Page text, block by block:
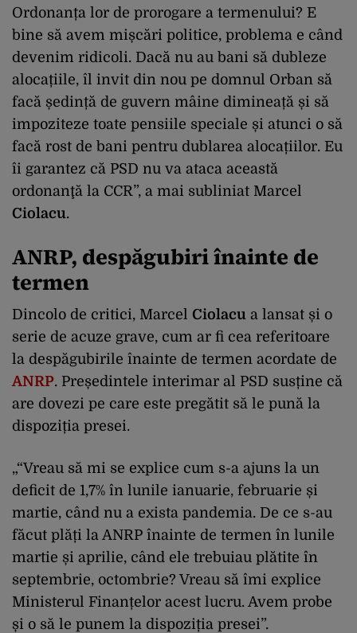
Ordonanța lor de prorogare a termenului? E
bine să avem mișcări politice, problema e când
devenim ridicoli. Dacă nu au bani să dubleze
alocațiile, îl invit din nou pe domnul Orban să
facă ședință de guvern mâine dimineață și să
impoziteze toate pensiile speciale și atunci o să
facă rost de bani pentru dublarea alocațiilor. Eu
îi garantez că PSD nu va ataca această
ordonanţă la CCR”, a mai subliniat Marcel
Ciolacu.
ANRP, despăgubiri înainte de
termen
Dincolo de critici, Marcel Ciolacu a lansat și o
serie de acuze grave, cum ar fi cea referitoare
la despăgubirile înainte de termen acordate de
ANRP. Președintele interimar al PSD susține că
are dovezi pe care este pregătit să le pună la
dispoziția presei.
„“Vreau să mi se explice cum s-a ajuns la un
deficit de 1,7% în lunile ianuarie, februarie și
martie, când nu a exista pandemia. De ce s-au
făcut plăți la ANRP înainte de termen în lunile
martie și aprilie, când ele trebuiau plătite în
septembrie, octombrie? Vreau să îmi explice
Ministerul Finanțelor acest lucru. Avem probe
și o să le punem la dispoziția presei”.